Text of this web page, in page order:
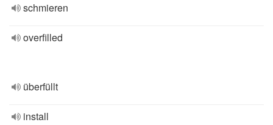
schmieren
overfilled
überfüllt
install